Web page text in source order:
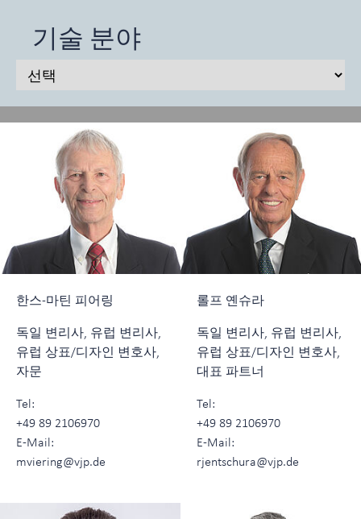
기술 분야
한스-마틴 피어링
독일 변리사, 유럽 변리사,
유럽 상표/디자인 변호사,
자문
Tel:
+49 89 2106970
E-Mail:
mviering@vjp.de
롤프 옌슈라
독일 변리사, 유럽 변리사,
유럽 상표/디자인 변호사,
대표 파트너
Tel:
+49 89 2106970
E-Mail:
rjentschura@vjp.de